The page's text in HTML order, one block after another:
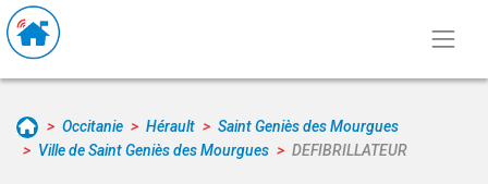
Occitanie Hérault
Saint Geniès des Mourgues
Ville de Saint Geniès des Mourgues
DEFIBRILLATEUR